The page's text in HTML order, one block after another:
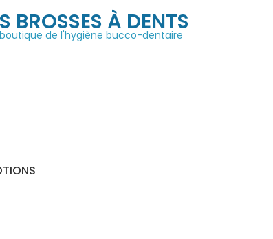
BROSSES À DENTS
de l'hygiène bucco-dentaire